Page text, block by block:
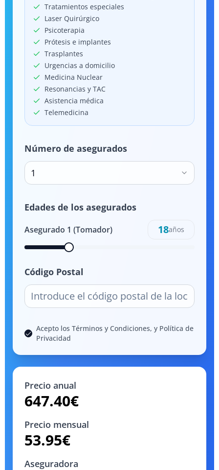
Tratamientos especiales
Laser Quirúrgico
Psicoterapia
Prótesis e implantes
Trasplantes
Urgencias a domicilio
Medicina Nuclear
Resonancias y TAC
Asistencia médica
Telemedicina
Número de asegurados
1
Edades de los asegurados
Asegurado 1 (Tomador) 18años
Código Postal
Acepto los Términos y Condiciones, y Política de
Privacidad
Precio anual
647.40€
Precio mensual
53.95€
Aseguradora